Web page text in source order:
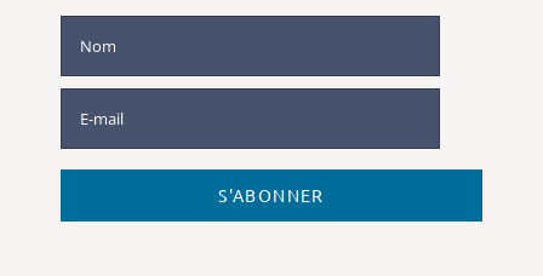
S'ABONNER